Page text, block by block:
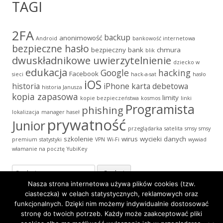
TAGI
2FA Android anonimowość backup bankowość internetowa
bezpieczne hasło bezpieczny bank blik chmura
dwuskładnikowe uwierzytelnienie dziecko w
sieci edukacja Facebook Google hack-a-sat hacking hasło
historia historia Janusza iOS iPhone karta debetowa
kopia zapasowa kopie bezpieczeństwa kosmos limity linki
lokalizacja manager haseł phishing Programista
Juniorprywatność przeglądarka satelita smsy smsy
premium statystyki szkolenie VPN Wi-Fi wirus wycieki danych wywiad
włamanie na pocztę YubiKey
Szukaj:
Zawartość
Polityka Prywatności·Icons made by Freepikfrom
Nasza strona internetowa używa plików cookies (tzw.
ciasteczka) w celach statystycznych, reklamowych oraz
funkcjonalnych. Dzięki nim możemy indywidualnie dostosować
stronę do twoich potrzeb. Każdy może zaakceptować pliki